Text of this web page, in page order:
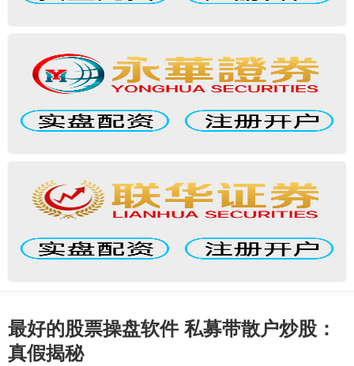
最好的股票操盘软件 私募带散户炒股：
真假揭秘